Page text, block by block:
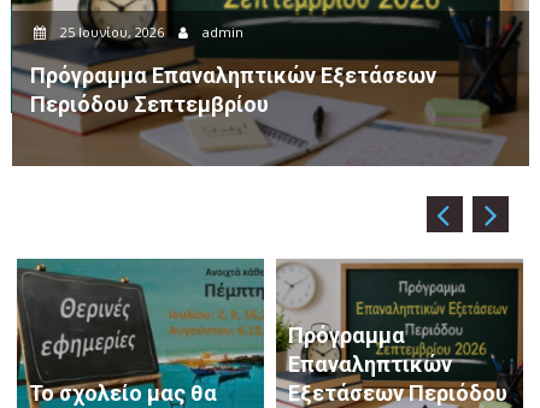
22 Ιουνίου, 2026
Το σχολείο μας θα
Πρόγραμμα
Επαναληπτικών
Εξετάσεων Περιόδου